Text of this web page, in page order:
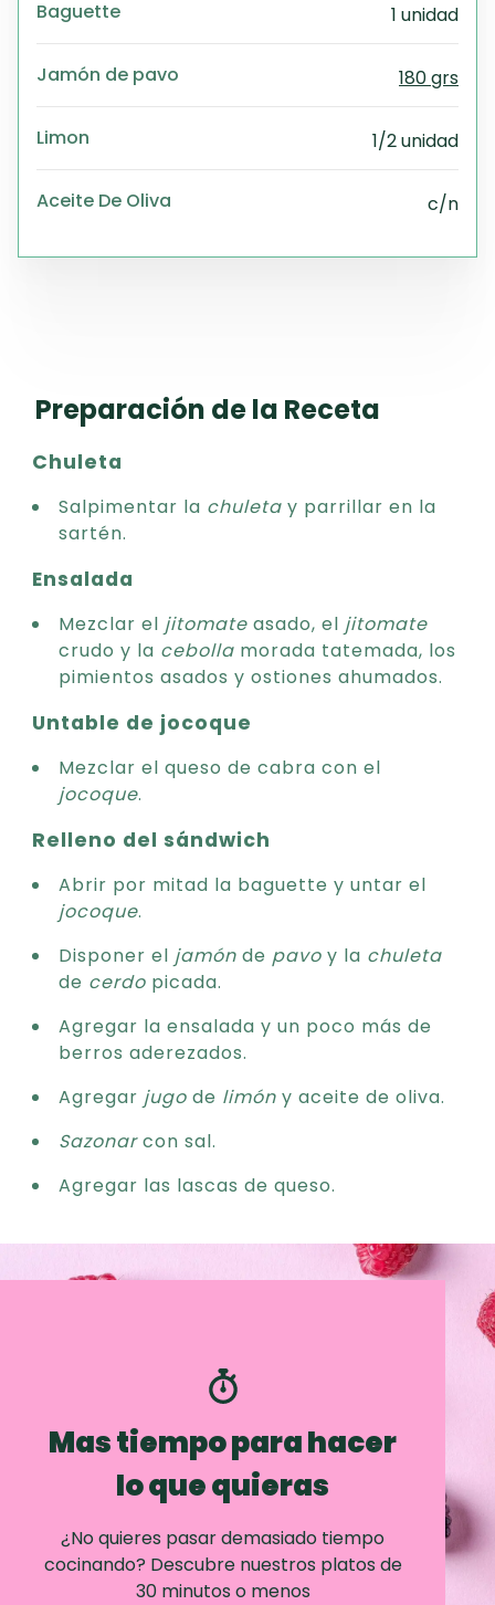
Baguette 1 unidad
Jamón de pavo 180 grs
Limon 1/2 unidad
Aceite De Oliva c/n
Preparación de la Receta
Chuleta
Salpimentar la chuleta y parrillar en la
sartén.
Ensalada
Mezclar el jitomate asado, el jitomate
crudo y la cebolla morada tatemada, los
pimientos asados y ostiones ahumados.
Untable de jocoque
Mezclar el queso de cabra con el
jocoque.
Relleno del sándwich
Abrir por mitad la baguette y untar el
jocoque.
Disponer el jamón de pavo y la chuleta
de cerdo picada.
Agregar la ensalada y un poco más de
berros aderezados.
Agregar jugo de limón y aceite de oliva.
Sazonarcon sal.
Agregar las lascas de queso.
Mas tiempo para hacer
lo que quieras
¿No quieres pasar demasiado tiempo
cocinando? Descubre nuestros platos de
30 minutos o menos